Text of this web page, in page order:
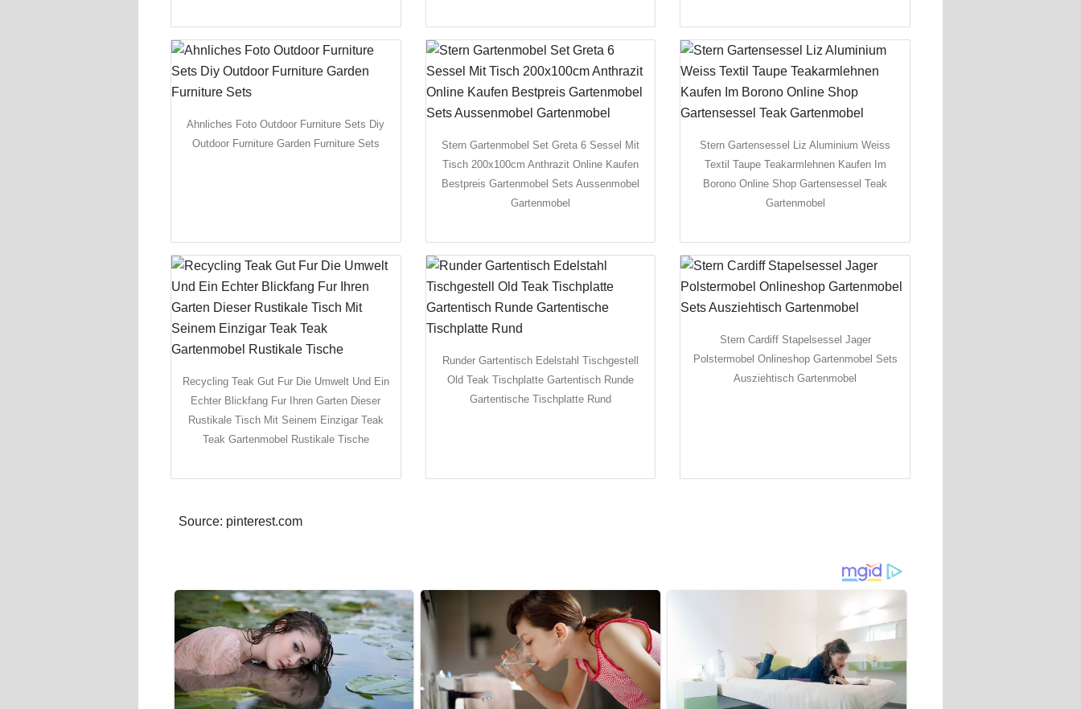
Ahnliches Foto Outdoor Furniture Sets Diy
Outdoor Furniture Garden Furniture Sets
Stern Gartenmobel Set Greta 6 Sessel Mit
Tisch 200x100cm Anthrazit Online Kaufen
Bestpreis Gartenmobel Sets Aussenmobel
Gartenmobel
Stern Gartensessel Liz Aluminium Weiss
Textil Taupe Teakarmlehnen Kaufen Im
Borono Online Shop Gartensessel Teak
Gartenmobel
Recycling Teak Gut Fur Die Umwelt Und Ein
Echter Blickfang Fur Ihren Garten Dieser
Rustikale Tisch Mit Seinem Einzigar Teak
Teak Gartenmobel Rustikale Tische
Runder Gartentisch Edelstahl Tischgestell
Old Teak Tischplatte Gartentisch Runde
Gartentische Tischplatte Rund
Stern Cardiff Stapelsessel Jager
Polstermobel Onlineshop Gartenmobel Sets
Ausziehtisch Gartenmobel
Source: pinterest.com